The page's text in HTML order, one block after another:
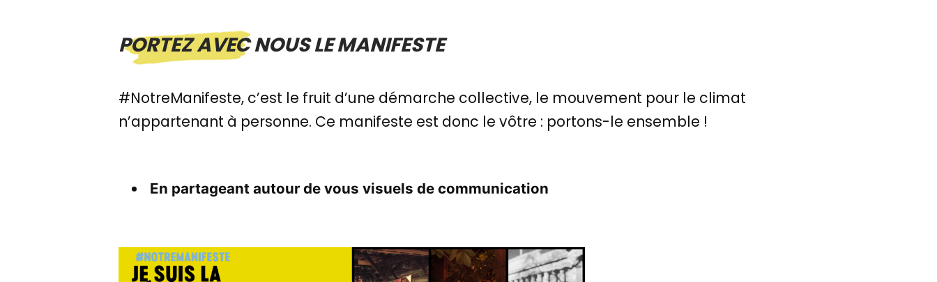
PORTEZ AVEC NOUS LE MANIFESTE
#NotreManifeste, c’est le fruit d’une démarche collective, le mouvement pour le climat
n’appartenant à personne. Ce manifeste est donc le vôtre : portons-le ensemble !
En partageant autour de vous visuels de communication